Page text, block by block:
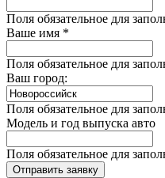
Поля обязательное для
Ваше имя *
Поля обязательное для
Ваш город:
Поля обязательное для
Модель и год выпуска авто
Поля обязательное для
Отправить заявку